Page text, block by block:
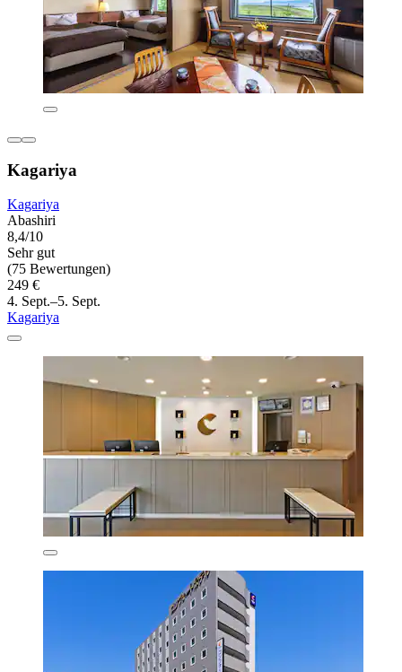
Kagariya
Kagariya
Abashiri
8,4/10
Sehr gut
(75 Bewertungen)
249 €
4. Sept.–5. Sept.
Kagariya